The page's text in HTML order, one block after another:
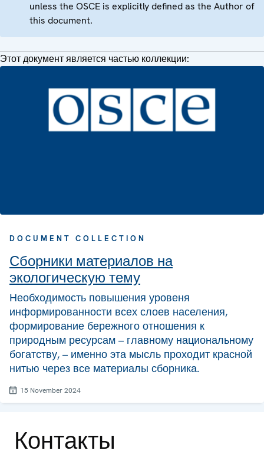
unless the OSCE is explicitly defined as the Author of
this document.
Этот документ является частью коллекции:
DOCUMENT COLLECTION
Сборники материалов на
экологическую тему
Необходимость повышения уровеня
информированности всех слоев населения,
формирование бережного отношения к
природным ресурсам – главному национальному
богатству, – именно эта мысль проходит красной
нитью через все материалы сборника.
15 November 2024
Контакты